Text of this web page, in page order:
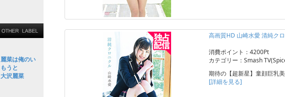
麗菜は俺のい
もうと
大沢麗菜
高画質HD 山崎水愛 清純ク
消費ポイント：4200Pt
カテゴリー：Smash
期待の【超新星】童顔巨乳
[詳細を見る]